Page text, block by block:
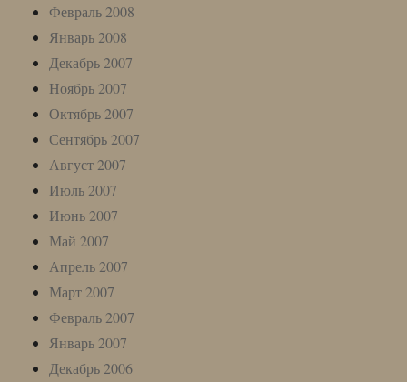
Февраль 2008
Январь 2008
Декабрь 2007
Ноябрь 2007
Октябрь 2007
Сентябрь 2007
Август 2007
Июль 2007
Июнь 2007
Май 2007
Апрель 2007
Март 2007
Февраль 2007
Январь 2007
Декабрь 2006